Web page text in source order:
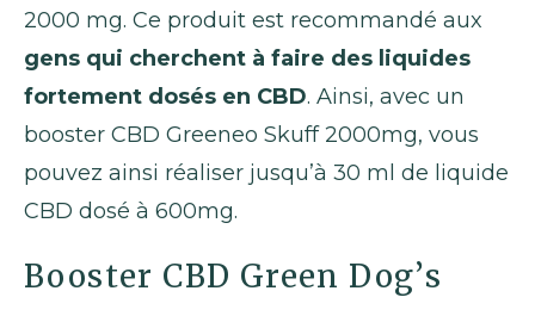
2000 mg. Ce produit est recommandé aux
gens qui cherchent à faire des liquides
fortement dosés en CBD. Ainsi, avec un
booster CBD Greeneo Skuff 2000mg, vous
pouvez ainsi réaliser jusqu’à 30 ml de liquide
CBD dosé à 600mg.
Booster CBD Green Dog’s